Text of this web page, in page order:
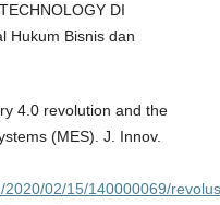
DI
Hukum Bisnis dan
4.0 revolution and the
(MES). J. Innov.
02/15/140000069/